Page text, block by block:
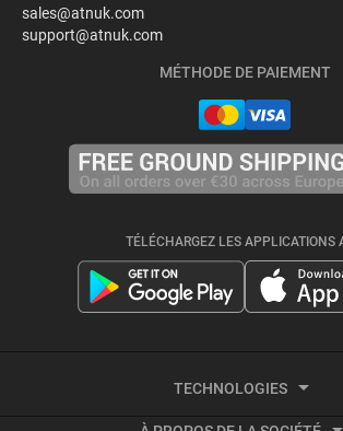
sales@atnuk.com
support@atnuk.com
MÉTHODE DE PAIEMENT
TÉLÉCHARGEZ LES APPLICATIONS
TECHNOLOGIES